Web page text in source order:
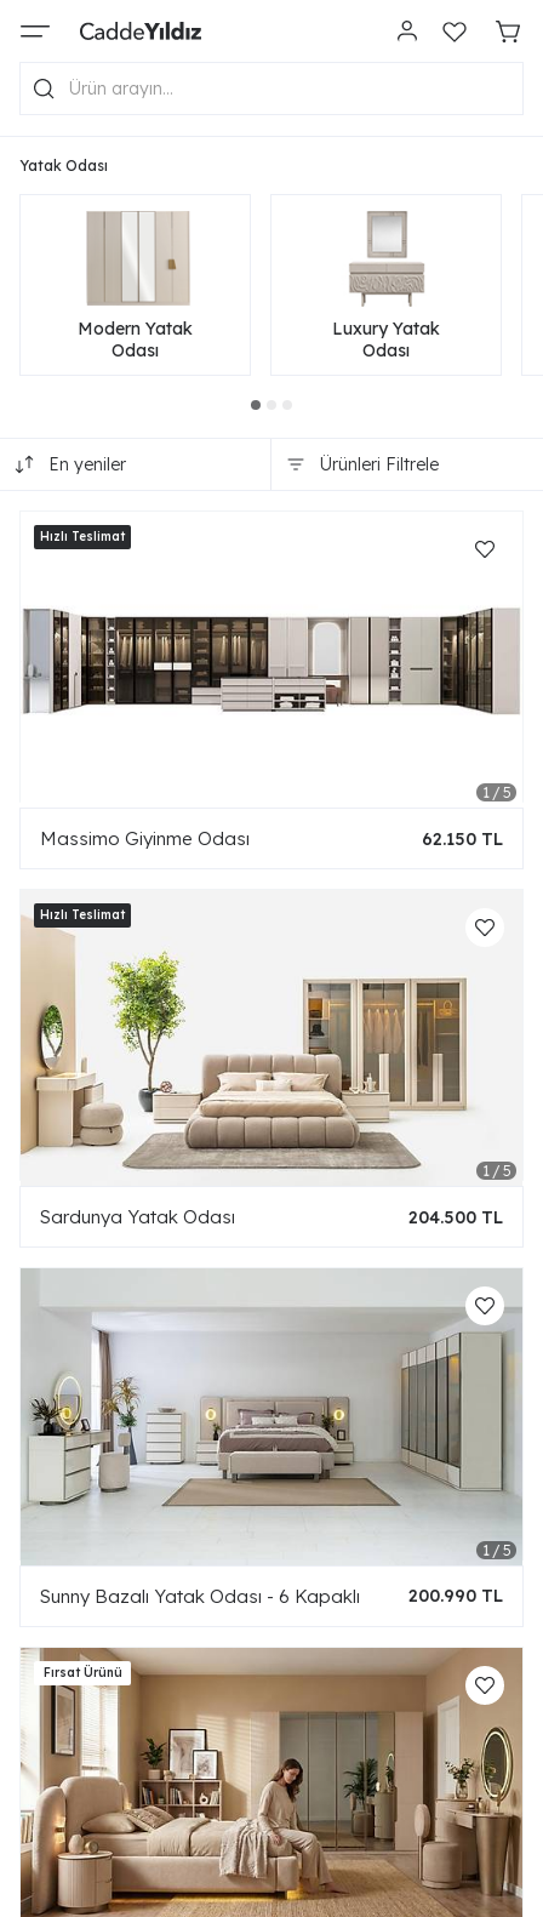
Yatak Odası
Modern Yatak
Odası
Luxury Yatak
Odası
En yeniler Ürünleri Filtrele
Massimo Giyinme Odası 62.150 TL
Sardunya Yatak Odası 204.500 TL
Sunny Bazalı Yatak Odası - 6 Kapaklı 200.990 TL